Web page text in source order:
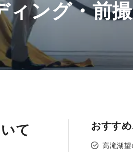
ィング・前
て おすす
高滝湖